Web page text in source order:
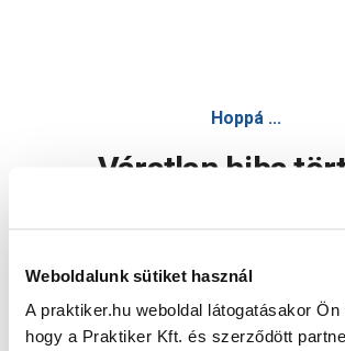
Weboldalunk sütiket használ
A praktiker.hu weboldal látogatásakor Ön
hogy a Praktiker Kft. és szerződött
Hoppá ...
Váratlan hiba
Oldal újratöltése